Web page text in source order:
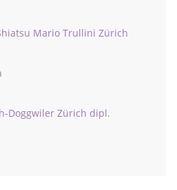
Mario Trullini Zürich
Doggwiler Zürich dipl.